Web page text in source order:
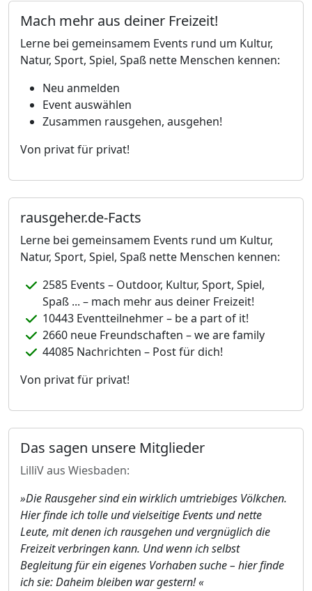
Mach mehr aus deiner Freizeit!
Lerne bei gemeinsamem Events rund um Kultur,
Natur, Sport, Spiel, Spaß nette Menschen kennen:
Neu anmelden
Event auswählen
Zusammen rausgehen, ausgehen!
Von privat für privat!
rausgeher.de-Facts
Lerne bei gemeinsamem Events rund um Kultur,
Natur, Sport, Spiel, Spaß nette Menschen kennen:
2585 Events – Outdoor, Kultur, Sport, Spiel,
Spaß ... – mach mehr aus deiner Freizeit!
10443 Eventteilnehmer – be a part of it!
2660 neue Freundschaften – we are family
44085 Nachrichten – Post für dich!
Von privat für privat!
Das sagen unsere Mitglieder
LilliV aus Wiesbaden:
»Die Rausgeher sind ein wirklich umtriebiges Völkchen.
Hier finde ich tolle und vielseitige Events und nette
Leute, mit denen ich rausgehen und vergnüglich die
Freizeit verbringen kann. Und wenn ich selbst
Begleitung für ein eigenes Vorhaben suche – hier finde
ich sie: Daheim bleiben war gestern! «